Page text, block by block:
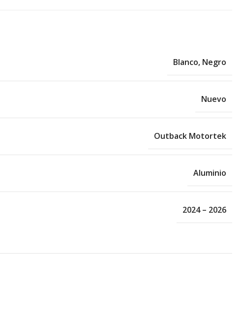
Blanco, Negro
Nuevo
Outback Motortek
Aluminio
2024 – 2026